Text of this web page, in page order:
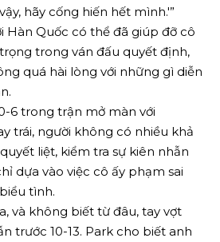
hãy cống hiến hết mình.'”
Hàn Quốc có thể đã giúp đỡ cô
trong ván đấu quyết định,
quá hài lòng với những gì diễn
6 trong trận mở màn với
trái, người không có nhiều khả
liệt, kiểm tra sự kiên nhẫn
dựa vào việc cô ấy phạm sai
tình.
và không biết từ đâu, tay vợt
trước 10-13. Park cho biết anh